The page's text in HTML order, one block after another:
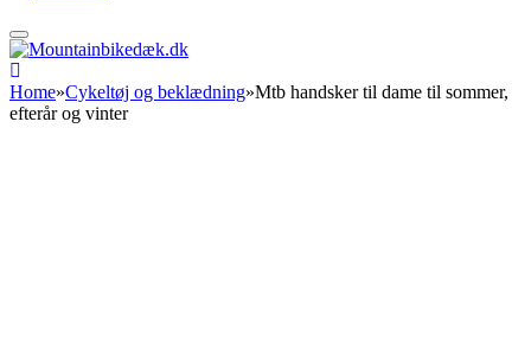
Home»Cykeltøj og beklædning»Mtb handsker til dame til sommer,
efterår og vinter